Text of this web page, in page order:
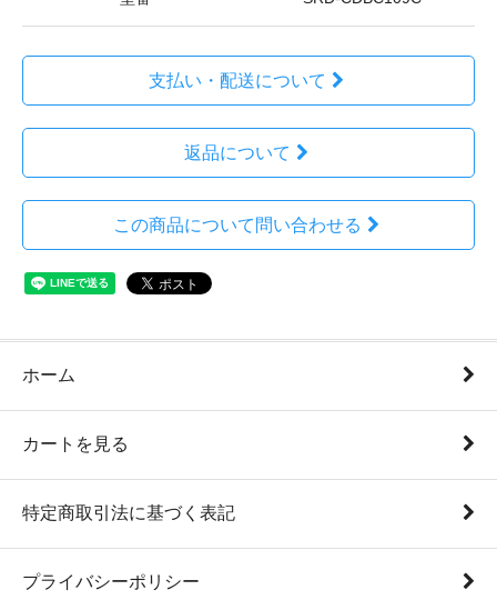
支払い・配送について
返品について
この商品について問い合わせる
ホーム
カートを見る
特定商取引法に基づく表記
プライバシーポリシー